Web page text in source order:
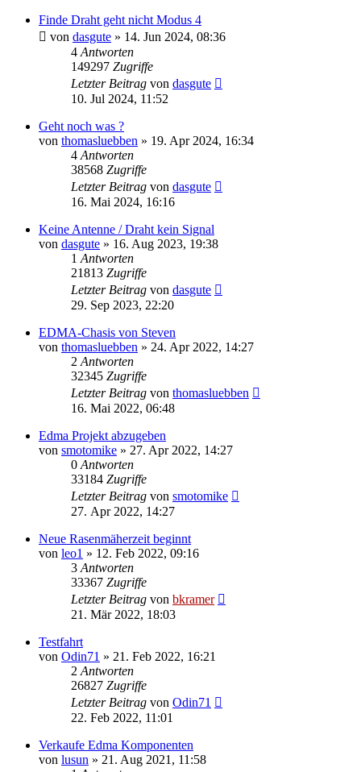
Finde Draht geht nicht Modus 4
von dasgute » 14. Jun 2024, 08:36
4 Antworten
149297 Zugriffe
Letzter Beitrag von dasgute
10. Jul 2024, 11:52
Geht noch was ?
von thomasluebben » 19. Apr 2024, 16:34
4 Antworten
38568 Zugriffe
Letzter Beitrag von dasgute
16. Mai 2024, 16:16
Keine Antenne / Draht kein Signal
von dasgute » 16. Aug 2023, 19:38
1 Antworten
21813 Zugriffe
Letzter Beitrag von dasgute
29. Sep 2023, 22:20
EDMA-Chasis von Steven
von thomasluebben » 24. Apr 2022, 14:27
2 Antworten
32345 Zugriffe
Letzter Beitrag von thomasluebben
16. Mai 2022, 06:48
Edma Projekt abzugeben
von smotomike » 27. Apr 2022, 14:27
0 Antworten
33184 Zugriffe
Letzter Beitrag von smotomike
27. Apr 2022, 14:27
Neue Rasenmäherzeit beginnt
von leo1 » 12. Feb 2022, 09:16
3 Antworten
33367 Zugriffe
Letzter Beitrag von bkramer
21. Mär 2022, 18:03
Testfahrt
von Odin71 » 21. Feb 2022, 16:21
2 Antworten
26827 Zugriffe
Letzter Beitrag von Odin71
22. Feb 2022, 11:01
Verkaufe Edma Komponenten
von lusun » 21. Aug 2021, 11:58